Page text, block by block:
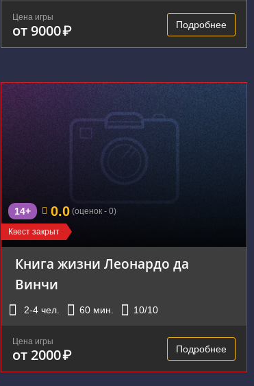
Цена игры
от 9000₽ Подробнее
Квест закрыт
14+ 0.0 (оценок - 0)
Книга жизни Леонардо да
Винчи
2-4 чел. 60 мин. 10/10
Цена игры
от 2000₽ Подробнее